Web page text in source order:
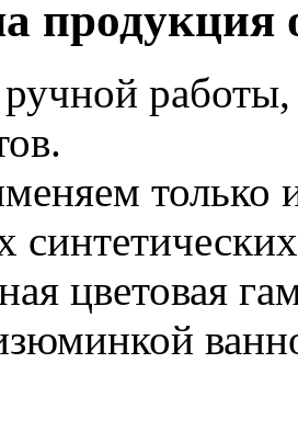
продукция
работы,
только
цветовая